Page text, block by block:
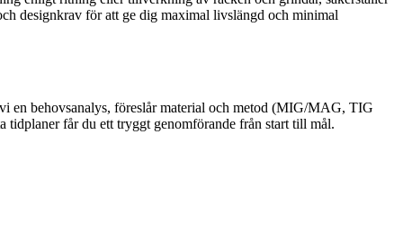
designkrav för att ge dig maximal livslängd och minimal
en behovsanalys, föreslår material och metod (MIG/MAG, TIG
får du ett tryggt genomförande från start till mål.